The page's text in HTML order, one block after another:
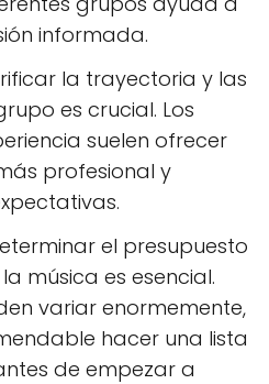
informada.
la trayectoria y las
es crucial. Los
suelen ofrecer
profesional y
el presupuesto
música es esencial.
variar enormemente,
hacer una lista
de empezar a